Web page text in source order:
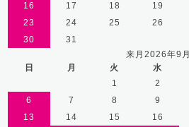
16
17 18 19
23
24 25 26
30
31
来月2026年9月
日
月 火 水
1
2
6
7 8 9
13
14 15 16